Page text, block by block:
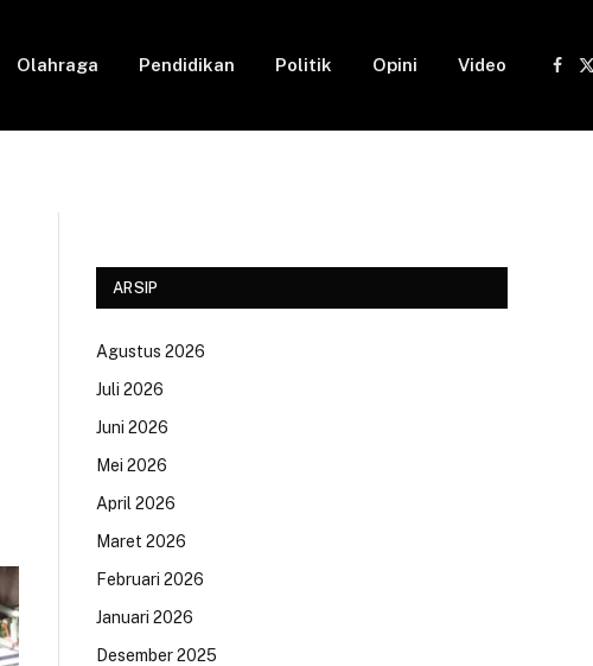
Olahraga Pendidikan Politik Opini Video
ARSIP
Agustus 2026
Juli 2026
Juni 2026
Mei 2026
April 2026
Maret 2026
Februari 2026
Januari 2026
Desember 2025